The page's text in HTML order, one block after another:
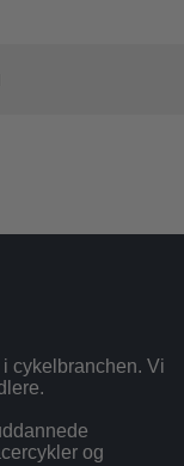
cykelbranchen. Vi
og